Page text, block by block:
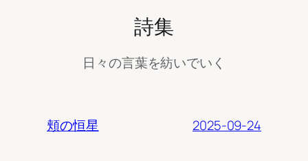
詩集
日々の言葉を紡いでいく
頬の恒星 2025-09-24